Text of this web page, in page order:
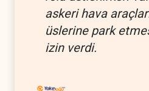
askeri hava
üslerine park
izin verdi.